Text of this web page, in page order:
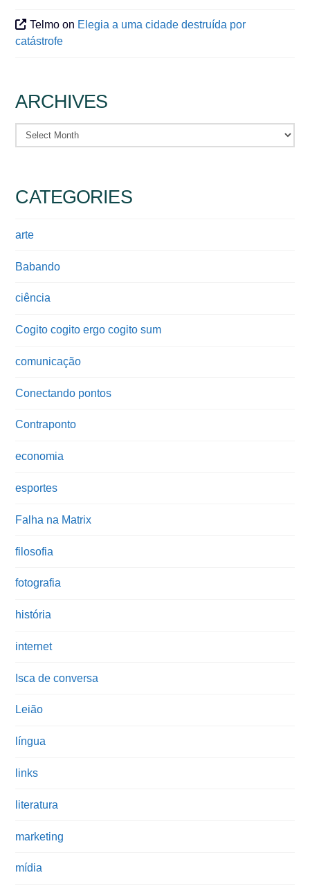
Telmo on Elegia a uma cidade destruída por
catástrofe
ARCHIVES
Archives
CATEGORIES
arte
Babando
ciência
Cogito cogito ergo cogito sum
comunicação
Conectando pontos
Contraponto
economia
esportes
Falha na Matrix
filosofia
fotografia
história
internet
Isca de conversa
Leião
língua
links
literatura
marketing
mídia